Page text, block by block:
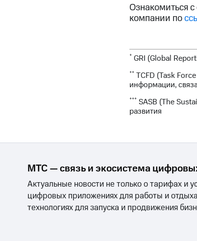
Ознакомиться
компании по
*GRI (Global
**TCFD (Task
информации,
***SASB (The
развития
МТС — связь и экосистема
Актуальные новости не только о тарифах и
цифровых приложениях для работы и
технологиях для запуска и продвижения